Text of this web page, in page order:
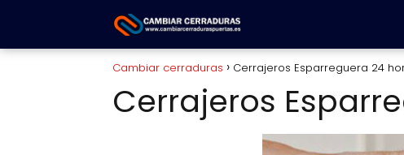
Cambiar cerraduras Cerrajeros Esparreguera 24
Cerrajeros